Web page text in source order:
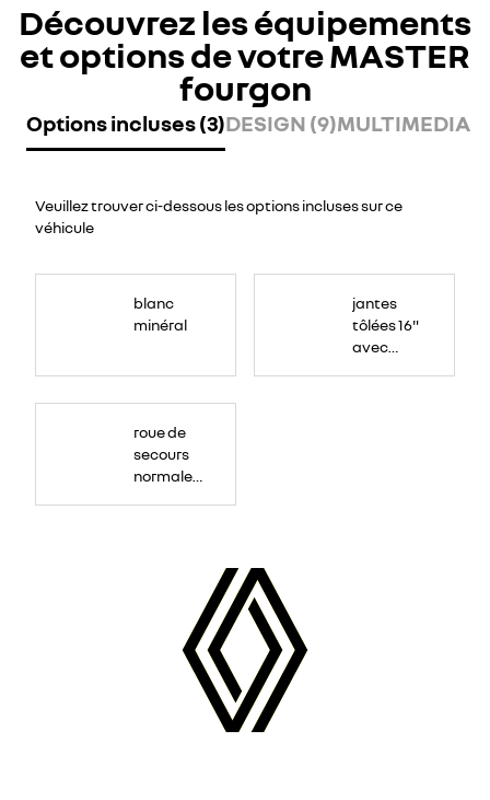
Découvrez les équipements
et options de votre MASTER
fourgon
Options incluses (3)DESIGN (9)MULTIMEDIA
Veuillez trouver ci-dessous les options incluses sur ce
véhicule
blanc
minéral
jantes
tôlées 16"
avec
roue de
secours
normale